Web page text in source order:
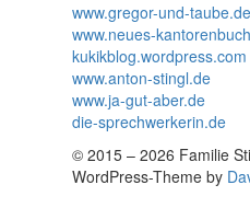
www.gregor-und-taube.de
www.neues-
kukikblog.wordpress.com
www.anton-stingl.de
www.ja-gut-aber.de
die-sprechwerkerin.de
© 2015 – 2026 Familie
WordPress-Theme by